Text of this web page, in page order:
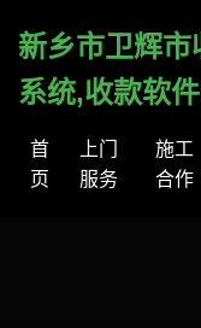
新乡市卫辉
系统,收款软
首
页
上门
服务
施工
合作